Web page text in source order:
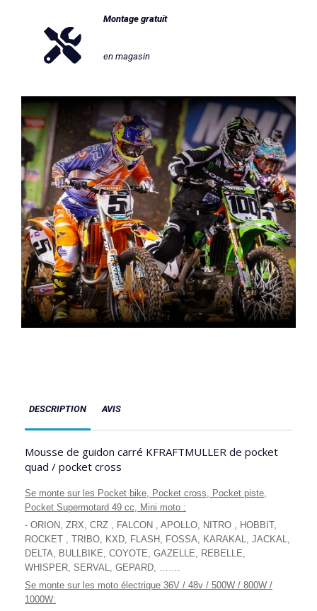
Montage gratuit
en magasin
DESCRIPTION AVIS
Mousse de guidon carré KFRAFTMULLER de pocket
quad / pocket cross
Se monte sur les Pocket bike, Pocket cross, Pocket piste,
Pocket Supermotard 49 cc, Mini moto :
- ORION, ZRX, CRZ , FALCON , APOLLO, NITRO , HOBBIT,
ROCKET , TRIBO, KXD, FLASH, FOSSA, KARAKAL, JACKAL,
DELTA, BULLBIKE, COYOTE, GAZELLE, REBELLE,
WHISPER, SERVAL, GEPARD, …….
Se monte sur les moto électrique 36V / 48v / 500W / 800W /
1000W: